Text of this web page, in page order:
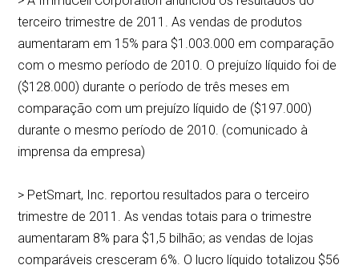
terceiro trimestre de 2011. As vendas de produtos
aumentaram em 15% para $1.003.000 em comparação
com o mesmo período de 2010. O prejuízo líquido foi de
($128.000) durante o período de três meses em
comparação com um prejuízo líquido de ($197.000)
durante o mesmo período de 2010. (comunicado à
imprensa da empresa)
> PetSmart, Inc. reportou resultados para o terceiro
trimestre de 2011. As vendas totais para o trimestre
aumentaram 8% para $1,5 bilhão; as vendas de lojas
comparáveis cresceram 6%. O lucro líquido totalizou $56